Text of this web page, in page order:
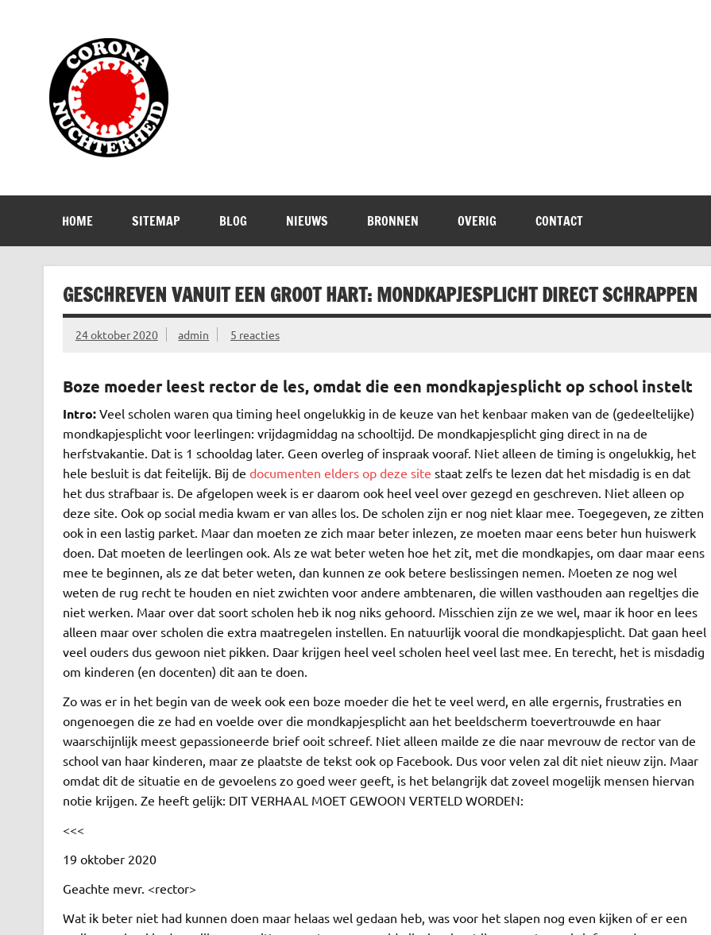
HOME SITEMAP BLOG NIEUWS BRONNEN OVERIG CONTACT
GESCHREVEN VANUIT EEN GROOT HART: MONDKAPJESPLICHT DIRECT SCHRAPPEN
24 oktober 2020 admin 5 reacties
Boze moeder leest rector de les, omdat die een mondkapjesplicht op school instelt
Intro: Veel scholen waren qua timing heel ongelukkig in de keuze van het kenbaar maken van de (gedeeltelijke)
mondkapjesplicht voor leerlingen: vrijdagmiddag na schooltijd. De mondkapjesplicht ging direct in na de
herfstvakantie. Dat is 1 schooldag later. Geen overleg of inspraak vooraf. Niet alleen de timing is ongelukkig, het
hele besluit is dat feitelijk. Bij de documenten elders op deze site staat zelfs te lezen dat het misdadig is en dat
het dus strafbaar is. De afgelopen week is er daarom ook heel veel over gezegd en geschreven. Niet alleen op
deze site. Ook op social media kwam er van alles los. De scholen zijn er nog niet klaar mee. Toegegeven, ze zitten
ook in een lastig parket. Maar dan moeten ze zich maar beter inlezen, ze moeten maar eens beter hun huiswerk
doen. Dat moeten de leerlingen ook. Als ze wat beter weten hoe het zit, met die mondkapjes, om daar maar eens
mee te beginnen, als ze dat beter weten, dan kunnen ze ook betere beslissingen nemen. Moeten ze nog wel
weten de rug recht te houden en niet zwichten voor andere ambtenaren, die willen vasthouden aan regeltjes die
niet werken. Maar over dat soort scholen heb ik nog niks gehoord. Misschien zijn ze we wel, maar ik hoor en lees
alleen maar over scholen die extra maatregelen instellen. En natuurlijk vooral die mondkapjesplicht. Dat gaan heel
veel ouders dus gewoon niet pikken. Daar krijgen heel veel scholen heel veel last mee. En terecht, het is misdadig
om kinderen (en docenten) dit aan te doen.
Zo was er in het begin van de week ook een boze moeder die het te veel werd, en alle ergernis, frustraties en
ongenoegen die ze had en voelde over die mondkapjesplicht aan het beeldscherm toevertrouwde en haar
waarschijnlijk meest gepassioneerde brief ooit schreef. Niet alleen mailde ze die naar mevrouw de rector van de
school van haar kinderen, maar ze plaatste de tekst ook op Facebook. Dus voor velen zal dit niet nieuw zijn. Maar
omdat dit de situatie en de gevoelens zo goed weer geeft, is het belangrijk dat zoveel mogelijk mensen hiervan
notie krijgen. Ze heeft gelijk: DIT VERHAAL MOET GEWOON VERTELD WORDEN:
<<<
19 oktober 2020
Geachte mevr. <rector>
Wat ik beter niet had kunnen doen maar helaas wel gedaan heb, was voor het slapen nog even kijken of er een